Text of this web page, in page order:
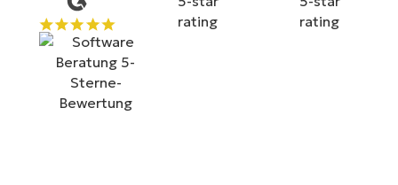
alle Funktionen
First
and
name*
Business
email*